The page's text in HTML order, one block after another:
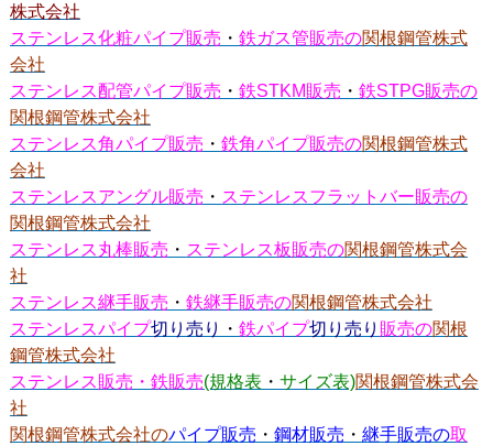
株式会社
ステンレス化粧パイプ販売 ・ 鉄ガス管販売の関根鋼管株式
会社
ステンレス配管パイプ販売 ・ 鉄STKM販売 ・ 鉄STPG販売の
関根鋼管株式会社
ステンレス角パイプ販売 ・ 鉄角パイプ販売の関根鋼管株式
会社
ステンレスアングル販売 ・ ステンレスフラットバー販売の
関根鋼管株式会社
ステンレス丸棒販売 ・ ステンレス板販売の関根鋼管株式会
社
ステンレス継手販売 ・ 鉄継手販売の関根鋼管株式会社
ステンレスパイプ切り売り ・ 鉄パイプ切り売り 販売の関根
鋼管株式会社
ステンレス販売・鉄販売(規格表 ・ サイズ表)関根鋼管株式会
社
関根鋼管株式会社のパイプ販売 ・ 鋼材販売 ・ 継手販売の取